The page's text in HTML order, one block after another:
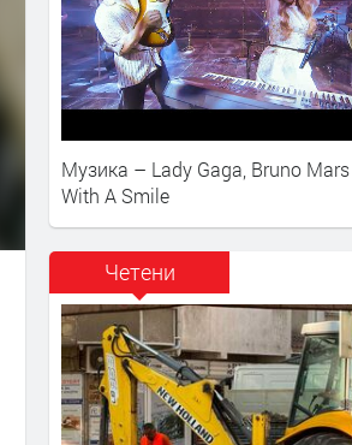
Музика – Lady Gaga, Bruno
With A Smile
Четени